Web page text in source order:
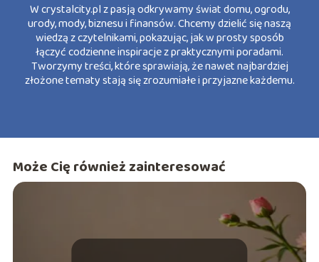
W crystalcity.pl z pasją odkrywamy świat domu, ogrodu,
urody, mody, biznesu i finansów. Chcemy dzielić się naszą
wiedzą z czytelnikami, pokazując, jak w prosty sposób
łączyć codzienne inspiracje z praktycznymi poradami.
Tworzymy treści, które sprawiają, że nawet najbardziej
złożone tematy stają się zrozumiałe i przyjazne każdemu.
Może Cię również zainteresować